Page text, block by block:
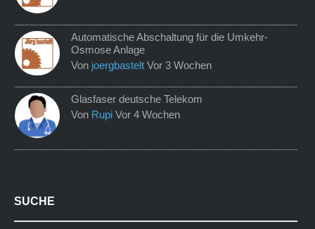
Automatische Abschaltung für die Umkehr-
Osmose Anlage
Von joergbastelt Vor 3 Wochen
Glasfaser deutsche Telekom
Von Rupi Vor 4 Wochen
SUCHE